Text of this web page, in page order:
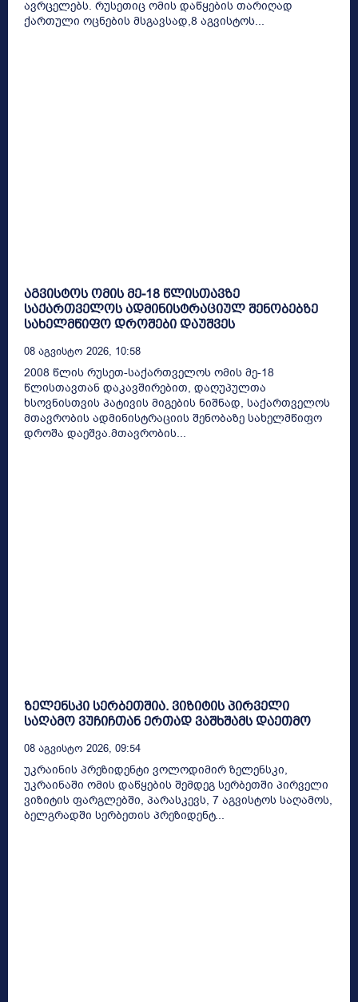
ავრცელებს. რუსეთიც ომის დაწყების თარიღად
ქართული ოცნების მსგავსად,8 აგვისტოს...
აგვისტოს ომის მე-18 წლისთავზე
საქართველოს ადმინისტრაციულ შენობებზე
სახელმწიფო დროშები დაუშვეს
08 Აგვისტო 2026, 10:58
2008 წლის რუსეთ-საქართველოს ომის მე-18
წლისთავთან დაკავშირებით, დაღუპულთა
ხსოვნისთვის პატივის მიგების ნიშნად, საქართველოს
მთავრობის ადმინისტრაციის შენობაზე სახელმწიფო
დროშა დაეშვა.მთავრობის...
ზელენსკი სერბეთშია. ვიზიტის პირველი
საღამო ვუჩიჩთან ერთად ვაშხშამს დაეთმო
08 Აგვისტო 2026, 09:54
უკრაინის პრეზიდენტი ვოლოდიმირ ზელენსკი,
უკრაინაში ომის დაწყების შემდეგ სერბეთში პირველი
ვიზიტის ფარგლებში, პარასკევს, 7 აგვისტოს საღამოს,
ბელგრადში სერბეთის პრეზიდენტ...